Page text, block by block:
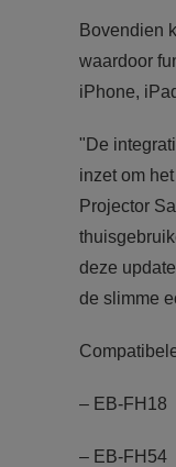
Bovendien
waardoor
iPhone,
"De
inzet om
Projector
deze
de slimme
– EB-FH18
– EB-FH54